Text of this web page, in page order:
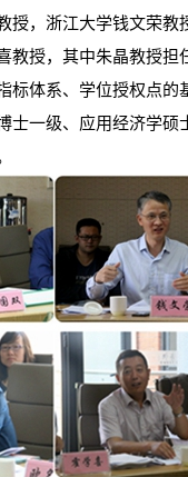
授，浙江大学钱文荣教
教授，其中朱晶教授担
体系、学位授权点的
士一级、应用经济学硕
2026年田径